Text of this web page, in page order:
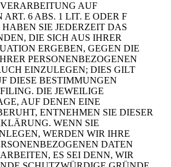
AUF
6 ABS. 1 LIT. E ODER F
SIE JEDERZEIT DAS
DIE SICH AUS IHRER
ERGEBEN, GEGEN DIE
PERSONENBEZOGENEN
EINZULEGEN; DIES GILT
DIESE BESTIMMUNGEN
DIE JEWEILIGE
AUF DENEN EINE
ENTNEHMEN SIE DIESER
WENN SIE
WERDEN WIR IHRE
DATEN
ES SEI DENN, WIR